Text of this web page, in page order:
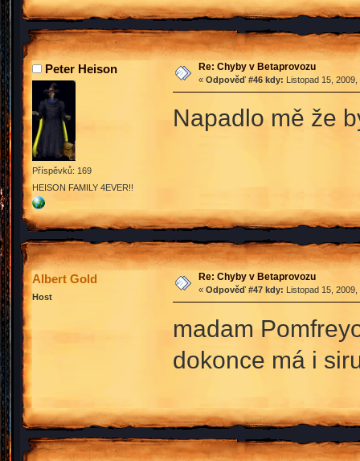
Peter Heison
Příspěvků: 169
HEISON FAMILY 4EVER!!
Re: Chyby v Betaprovozu
« Odpověď #46 kdy: Listopad 15,
Napadlo mě že
Albert Gold
Host
Re: Chyby v Betaprovozu
« Odpověď #47 kdy: Listopad 15,
madam
dokonce má i